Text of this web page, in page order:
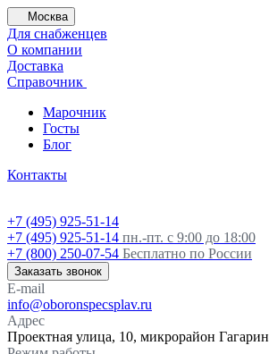
Москва
Для снабженцев
О компании
Доставка
Справочник
Марочник
Госты
Блог
Контакты
+7 (495) 925-51-14
+7 (495) 925-51-14 пн.-пт. с 9:00 до 18:00
+7 (800) 250-07-54 Бесплатно по России
Заказать звонок
E-mail
info@oboronspecsplav.ru
Адрес
Проектная улица, 10, микрорайон